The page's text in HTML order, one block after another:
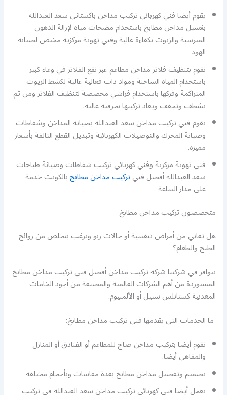
يقوم أيضا فني كهربائي تركيب مداخن باكستاني سعد العبدالله
بغسيل مداخن مطابخ باستخدام مضخات مياه لإزالة الدهون
المترسبة والزيوت بكفاءة عالية وفني تهوية مركزية مختص لصيانة
الهود
نقوم بتنظيف فلاتر مداخن مطاعم عبر نقع الفلاتر في وعاء كبير
باستخدام المياه الساخنة ومواد ذات فعالية عالية لكشط الزيوت
المتراكمة وفركها باستخدام فراشي مخصصة لتنظيف الفلاتر ومن ثم
تشطف وتجفف ويعاد تركيبها بحرفية عالية.
يقوم فني تركيب مداخن سعد العبدالله بصيانة المداخن وشفاطات
وصيانة المحرك والتوصيلات الكهربائية وتبديل القطع التالفة بأسعار
مميزة.
فني تهوية مركزية وفني كهربائي تركيب شفاطات وصيانة طباخات
سعد العبدالله أفضل فنيتركيب مداخن مطابخبالكويت خدمة
على مدار الساعة
متخصصون تركيب مداخن مطابخ
هل تعاني من أمراض تنفسية أو حالات ربو وترغب بتخلص من روائح
الطبخ والطعام؟
يتوافر في شركتنا شركة تركيب مداخن أفضل فني تركيب مداخن مطابخ
المستوردة من أهم الشركات العالمية والمصنعة من أجود الخامات
المعدنية كستانلس ستيل أو الألمنيوم.
ما الخدمات التي يقدمها فني تركيب مداخن مطابخ:
نقوم أيضا بتركيب مداخن صاج للمطاعم أو الفنادق أو المنازل
والمقاهي أيضا.
تصميم وتفصيل مداخن مطابخ بعدة مقاسات وبأحجام مختلفة
يعمل أيضا فني كهربائي تركيب مداخن سعد العبدالله في تركيب